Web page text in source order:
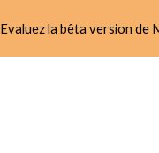
Evaluez la bêta version de